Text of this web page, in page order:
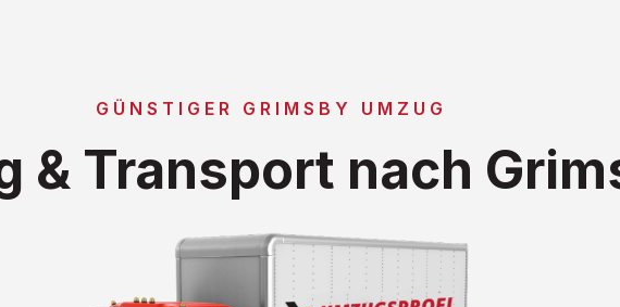
GÜNSTIGER GRIMSBY UMZUG
& Transport nach